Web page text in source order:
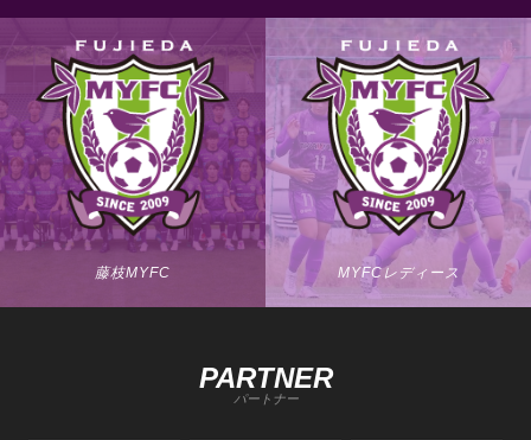
藤枝MYFC MYFCレディース
PARTNER
パートナー